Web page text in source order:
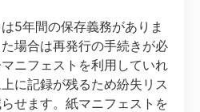
5年間の保存義務がありま
場合は再発行の手続きが必
ニフェストを利用していれ
に記録が残るため紛失リス
せます。紙マニフェストを